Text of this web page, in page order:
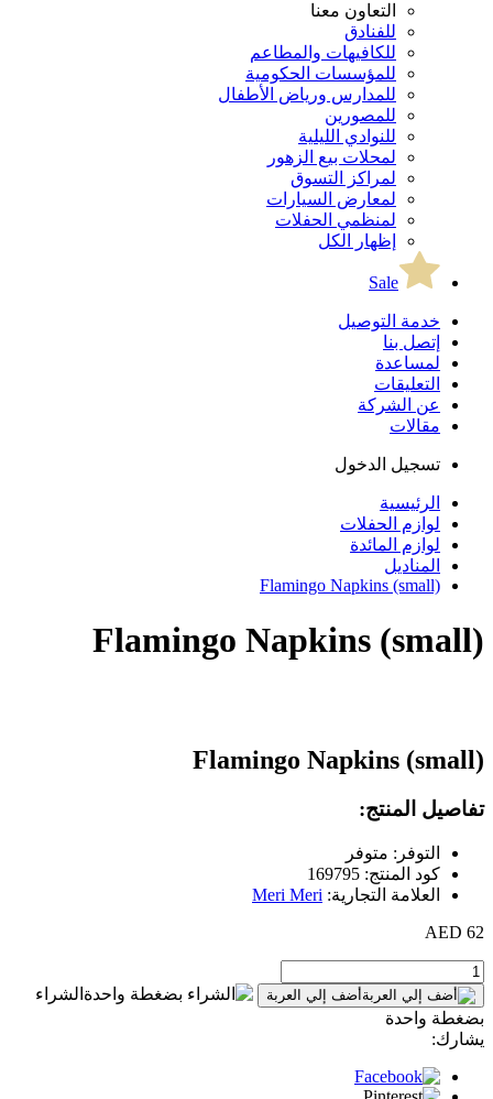
التعاون معنا
للفنادق
للكافيهات والمطاعم
للمؤسسات الحكومية
للمدارس ورياض الأطفال
للمصورين
للنوادي الليلية
لمحلات بيع الزهور
لمراكز التسوق
لمعارض السيارات
لمنظمي الحفلات
إظهار الكل
Sale
خدمة التوصيل
إتصل بنا
لمساعدة
التعليقات
عن الشركة
مقالات
تسجيل الدخول
الرئيسية
لوازم الحفلات
لوازم المائدة
المناديل
Flamingo Napkins (small)
Flamingo Napkins (small)
Flamingo Napkins (small)
تفاصيل المنتج:
التوفر: متوفر
كود المنتج: 169795
العلامة التجارية: Meri Meri
62 AED
أضف إلي العربة
الشراء
بضغطة واحدة
يشارك: